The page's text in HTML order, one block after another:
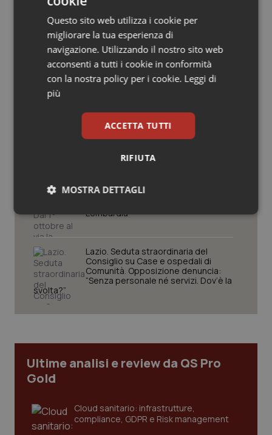
Salute orale & impianti
Sangue & coagulazione
Tiroide
Tumore al seno
Tumore ovarico
Ulcera & Reflusso
Vaccini
Potrebbe interessarti in
Liguria
Puglia. Unità di crisi sanitaria al lavoro,
Decaro accelera su 118, liste d’attesa
Farmaci. Puglia, dal 3 agosto alert
di un equivalente meno costoso
Influenza. Dal 1° ottobre al via la
Lombardia
Lazio. Seduta straordinaria del
Consiglio su Case e ospedali di
Comunità. Opposizione denuncia:
“Senza personale né servizi. Dov’è la
svolta?”
Ultime analisi e review da QS Pro
Gold
Cloud sanitario: infrastrutture,
compliance, GDPR e Risk management
Questo sito web utilizza i cookie per
migliorare la tua esperienza di
navigazione. Utilizzando il nostro sito web
acconsenti a tutti i cookie in conformità
con la nostra policy per i cookie. Leggi di
più
ACCETTA TUTTI
RIFIUTA
MOSTRA DETTAGLI
Necessari Statistici Marketing
navigazione sulle pagine e l'accesso alle aree
funzionare correttamente senza questi cookie.
.youtube.com